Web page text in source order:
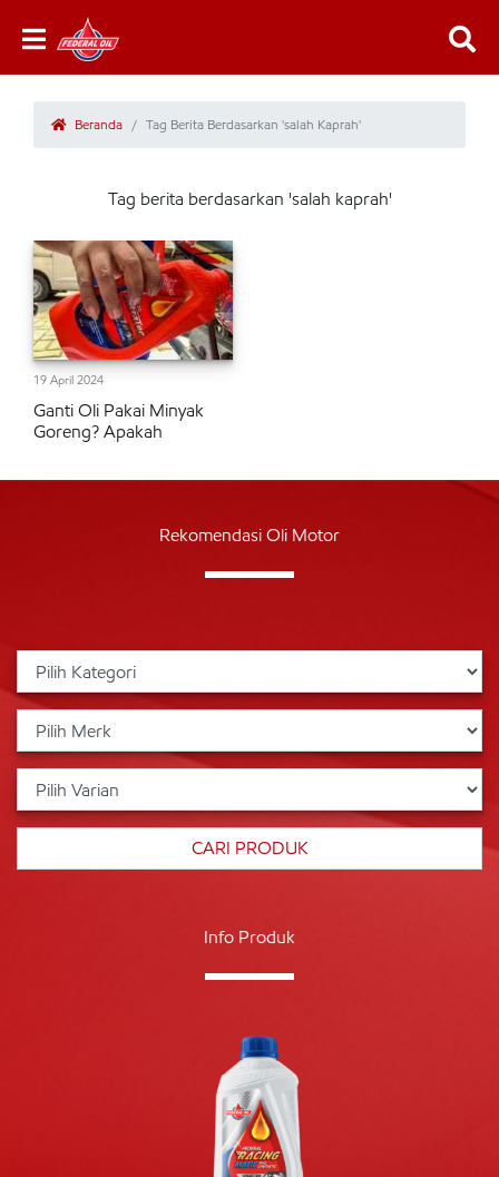
Beranda Tag Berita Berdasarkan 'salah Kaprah'
Tag berita berdasarkan 'salah kaprah'
19 April 2024
Ganti Oli Pakai Minyak
Goreng? Apakah
Rekomendasi Oli Motor
Info Produk